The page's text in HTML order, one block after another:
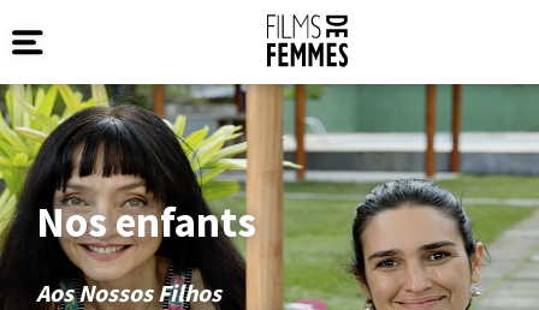
Nos enfants
Aos Nossos Filhos